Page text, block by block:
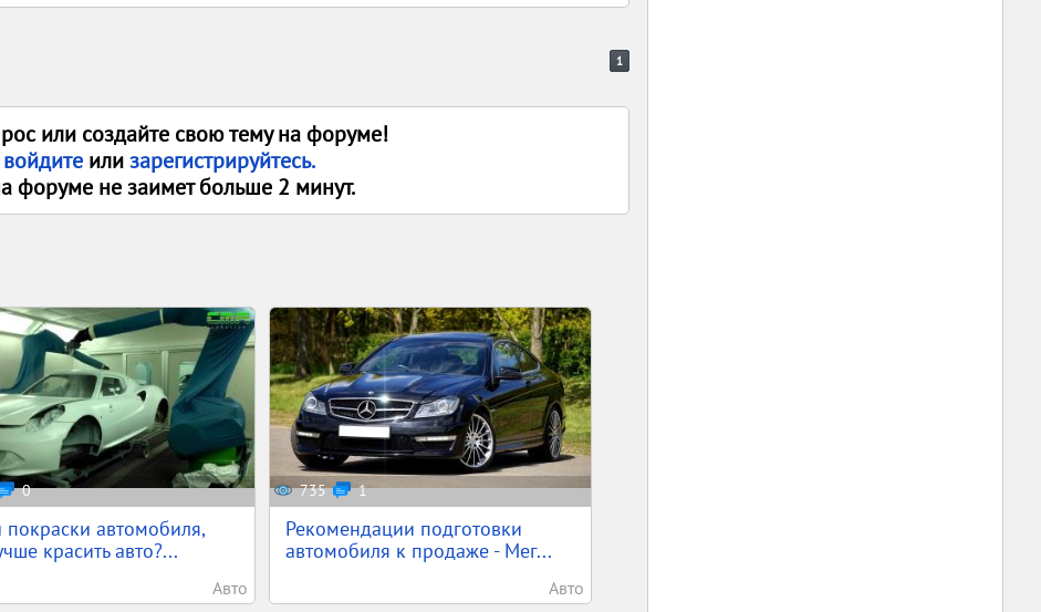
1
или создайте свою тему на форуме!
илизарегистрируйтесь.
форуме не заимет больше 2 минут.
0
покраски автомобиля,
красить авто?...
Авто
735 1
Рекомендации подготовки
автомобиля к продаже - Мег...
Авто